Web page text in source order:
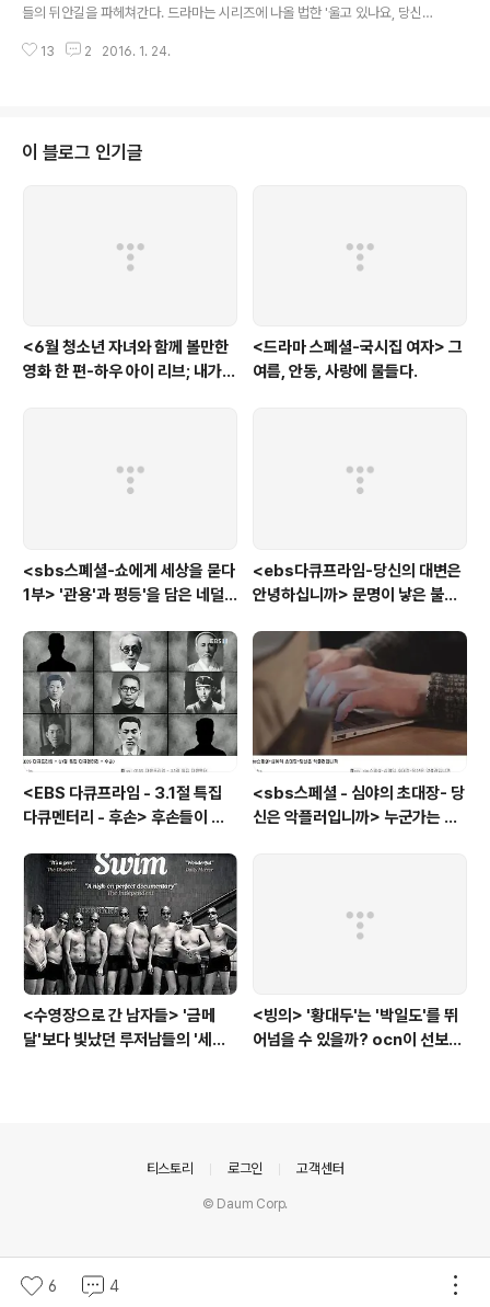
들의 뒤안길을 파헤쳐간다. 드라마는 시리즈에 나올 법한 '울고 있나요, 당신은
고, 지금으로부터 15년전 유괴된 아이의 사건으로 이야기를 시작한다. 비오는
의 나이가 되도록 사건은 해결되지 않았다. 그때 박해영(이제훈 분)이 우연히 집
어든 무전기를 통해 흘러나온 15년전 그 시절 사건에 뛰어들었던 형사 이재한
13 2 2016. 1. 24.
이 블로그 인기글
<6월 청소년 자녀와 함께 볼만한
영화 한 편-하우 아이 리브; 내가
<드라마 스페셜-국시집 여자> 그
여름, 안동, 사랑에 물들다.
<sbs스폐셜-쇼에게 세상을 묻다
1부> '관용'과 평등'을 담은 네덜
<ebs다큐프라임-당신의 대변은
안녕하십니까> 문명이 낳은 불치
<EBS 다큐프라임 - 3.1절 특집
다큐멘터리 - 후손> 후손들이 말
고 후손들이 짊어진 삶의 무게
<sbs스페셜 - 심야의 초대장- 당
신은 악플러입니까> 누군가는 강
<수영장으로 간 남자들> '금메
달'보다 빛났던 루저남들의 '세라
<빙의> '황대두'는 '박일도'를 뛰
어넘을 수 있을까? ocn이 선보인
6 4
티스토리 로그인 고객센터
© Daum Corp.